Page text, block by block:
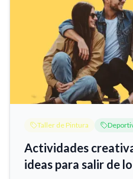
Taller de Pintura
Actividades
ideas para salir de